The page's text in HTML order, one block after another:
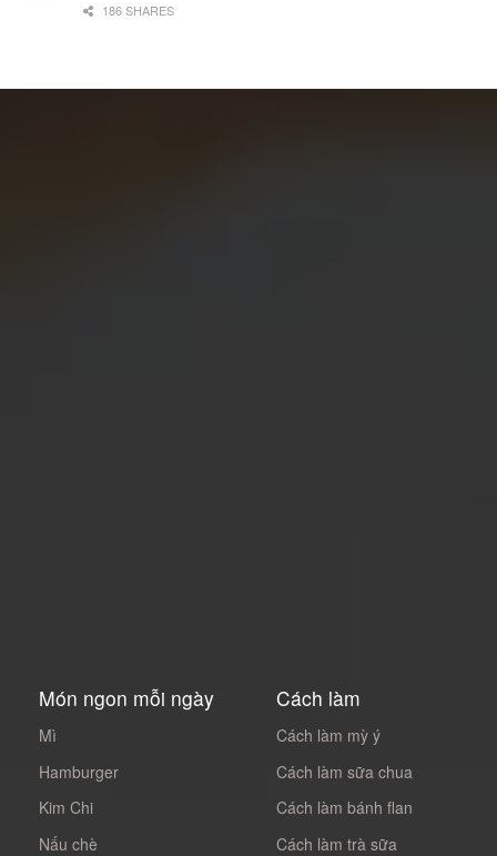
186 SHARES
Món ngon mỗi ngày
Mì
Hamburger
Kim Chi
Nấu chè
Cách làm
Cách làm mỳ ý
Cách làm sữa chua
Cách làm bánh flan
Cách làm trà sữa